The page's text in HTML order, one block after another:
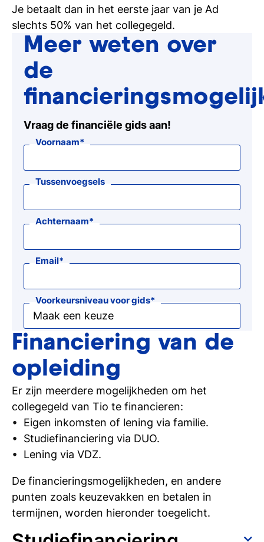
Je betaalt dan in het eerste jaar van je Ad
slechts 50% van het collegegeld.
Meer weten over
de
Vraag de financiële gids aan!
Voornaam
Tussenvoegsels
Achternaam
Email
Voorkeursniveau voor gids
Financiering van de
opleiding
Er zijn meerdere mogelijkheden om het
collegegeld van Tio te financieren:
Eigen inkomsten of lening via familie.
Studiefinanciering via DUO.
Lening via VDZ.
De financieringsmogelijkheden, en andere
punten zoals keuzevakken en betalen in
termijnen, worden hieronder toegelicht.